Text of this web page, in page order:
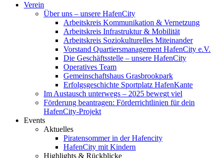
Verein
Über uns – unsere HafenCity
Arbeitskreis Kommunikation & Vernetzung
Arbeitskreis Infrastruktur & Mobilität
Arbeitskreis Soziokulturelles Miteinander
Vorstand Quartiersmanagement HafenCity e.V.
Die Geschäftsstelle – unsere HafenCity
Operatives Team
Gemeinschaftshaus Grasbrookpark
Erfolgsgeschichte Sportplatz HafenKante
Im Austausch unterwegs – 2025 bewegt viel
Förderung beantragen: Förderrichtlinien für dein
HafenCity-Projekt
Events
Aktuelles
Piratensommer in der Hafencity
HafenCity mit Kindern
Highlights & Rückblicke